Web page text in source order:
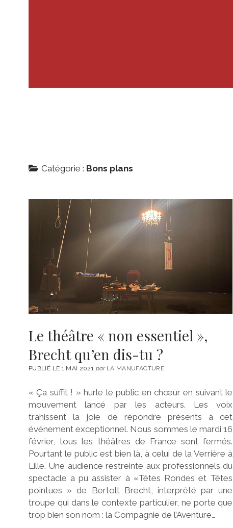
Catégorie : Bons plans
Le théâtre « non essentiel »,
Brecht qu’en dis-tu ?
PUBLIÉ LE 1 MAI 2021 parLA MANUFACTURE
« Ça suffit ! » hurle le public en chœur en suivant le
mouvement lancé par les acteurs. Les voix
trahissent la joie de répondre présents à cet
événement exceptionnel. Nous sommes le mardi 16
février, tous les théâtres de France sont fermés.
Pourtant le public est bien là, à celui de la Verrière à
Lille. Une audience restreinte aux professionnels du
spectacle a pu assister à «Têtes Rondes et Têtes
pointues » de Bertolt Brecht, interprété par une
troupe qui dans le contexte particulier, ne porte que
trop bien son nom : la Compagnie de l’Aventure…